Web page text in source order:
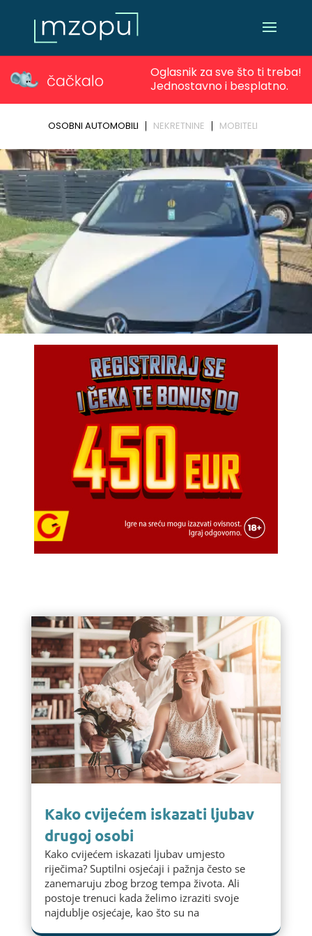
Kako cvijećem iskazati ljubav
drugoj osobi
Kako cvijećem iskazati ljubav umjesto
riječima? Suptilni osjećaji i pažnja često se
zanemaruju zbog brzog tempa života. Ali
postoje trenuci kada želimo izraziti svoje
najdublje osjećaje, kao što su na